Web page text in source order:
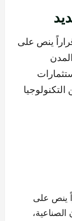
ينص على
التكنولوجيا
ينص على